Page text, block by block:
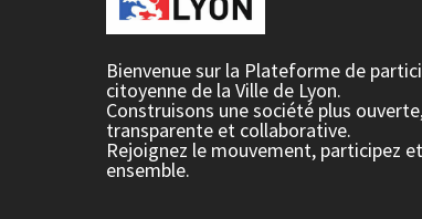
Bienvenue sur la Plateforme de
citoyenne de la Ville de Lyon.
Construisons une société plus
transparente et collaborative.
Rejoignez le mouvement, participez
ensemble.